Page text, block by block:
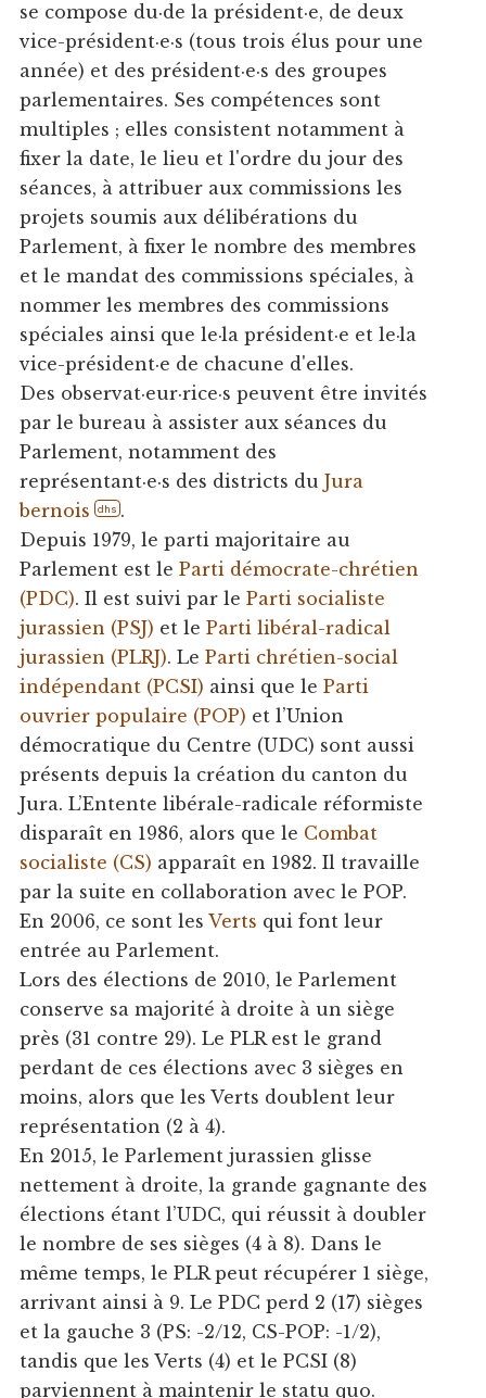
se compose du·de la président·e, de deux
vice-président·e·s (tous trois élus pour une
année) et des président·e·s des groupes
parlementaires. Ses compétences sont
multiples ; elles consistent notamment à
fixer la date, le lieu et l'ordre du jour des
séances, à attribuer aux commissions les
projets soumis aux délibérations du
Parlement, à fixer le nombre des membres
et le mandat des commissions spéciales, à
nommer les membres des commissions
spéciales ainsi que le·la président·e et le·la
vice-président·e de chacune d'elles.
Des observat·eur·rice·s peuvent être invités
par le bureau à assister aux séances du
Parlement, notamment des
représentant·e·s des districts du Jura
bernois
dhs .
Depuis 1979, le parti majoritaire au
Parlement est le Parti démocrate-chrétien
(PDC). Il est suivi par le Parti socialiste
jurassien (PSJ) et le Parti libéral-radical
jurassien (PLRJ). Le Parti chrétien-social
indépendant (PCSI) ainsi que le Parti
ouvrier populaire (POP) et l’Union
démocratique du Centre (UDC) sont aussi
présents depuis la création du canton du
Jura. L’Entente libérale-radicale réformiste
disparaît en 1986, alors que le Combat
socialiste (CS) apparaît en 1982. Il travaille
par la suite en collaboration avec le POP.
En 2006, ce sont les Verts qui font leur
entrée au Parlement.
Lors des élections de 2010, le Parlement
conserve sa majorité à droite à un siège
près (31 contre 29). Le PLR est le grand
perdant de ces élections avec 3 sièges en
moins, alors que les Verts doublent leur
représentation (2 à 4).
En 2015, le Parlement jurassien glisse
nettement à droite, la grande gagnante des
élections étant l’UDC, qui réussit à doubler
le nombre de ses sièges (4 à 8). Dans le
même temps, le PLR peut récupérer 1 siège,
arrivant ainsi à 9. Le PDC perd 2 (17) sièges
et la gauche 3 (PS: -2/12, CS-POP: -1/2),
tandis que les Verts (4) et le PCSI (8)
parviennent à maintenir le statu quo.